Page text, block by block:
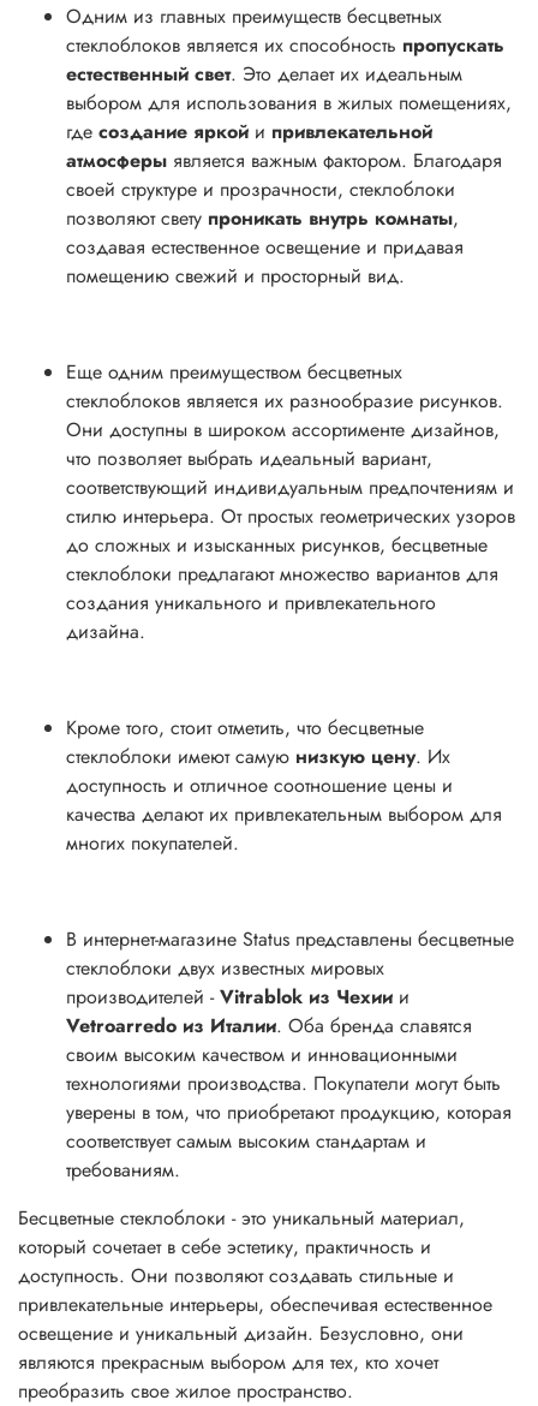
Одним из главных преимуществ бесцветных
стеклоблоков является их способность пропускать
естественный свет. Это делает их идеальным
выбором для использования в жилых помещениях,
где создание яркой и привлекательной
атмосферы является важным фактором. Благодаря
своей структуре и прозрачности, стеклоблоки
позволяют свету проникать внутрь комнаты,
создавая естественное освещение и придавая
помещению свежий и просторный вид.
Еще одним преимуществом бесцветных
стеклоблоков является их разнообразие рисунков.
Они доступны в широком ассортименте дизайнов,
что позволяет выбрать идеальный вариант,
соответствующий индивидуальным предпочтениям и
стилю интерьера. От простых геометрических узоров
до сложных и изысканных рисунков, бесцветные
стеклоблоки предлагают множество вариантов для
создания уникального и привлекательного
дизайна.
Кроме того, стоит отметить, что бесцветные
стеклоблоки имеют самую низкую цену. Их
доступность и отличное соотношение цены и
качества делают их привлекательным выбором для
многих покупателей.
В интернет-магазине Status представлены бесцветные
стеклоблоки двух известных мировых
производителей -Vitrablok из Чехии и
Vetroarredo из Италии. Оба бренда славятся
своим высоким качеством и инновационными
технологиями производства. Покупатели могут быть
уверены в том, что приобретают продукцию, которая
соответствует самым высоким стандартам и
требованиям.
Бесцветные стеклоблоки - это уникальный материал,
который сочетает в себе эстетику, практичность и
доступность. Они позволяют создавать стильные и
привлекательные интерьеры, обеспечивая естественное
освещение и уникальный дизайн. Безусловно, они
являются прекрасным выбором для тех, кто хочет
преобразить свое жилое пространство.